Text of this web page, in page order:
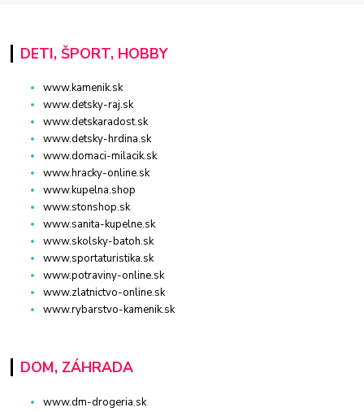
DETI, ŠPORT, HOBBY
www.kamenik.sk
www.detsky-raj.sk
www.detskaradost.sk
www.detsky-hrdina.sk
www.domaci-milacik.sk
www.hracky-online.sk
www.kupelna.shop
www.stonshop.sk
www.sanita-kupelne.sk
www.skolsky-batoh.sk
www.sportaturistika.sk
www.potraviny-online.sk
www.zlatnictvo-online.sk
www.rybarstvo-kamenik.sk
DOM, ZÁHRADA
www.dm-drogeria.sk